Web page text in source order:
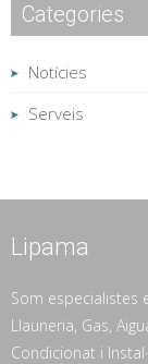
Categories
Notícies
Serveis
Lipama
Som especialistes
Llauneria, Gas,
Condicionat i